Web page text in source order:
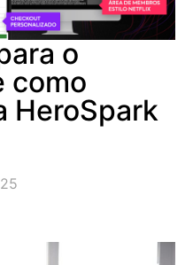
o
como
HeroSpark